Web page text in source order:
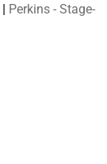
| Perkins - Stage-